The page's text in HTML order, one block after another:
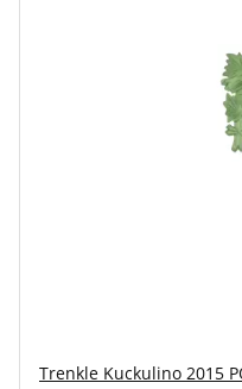
Trenkle Kuckulino 2015